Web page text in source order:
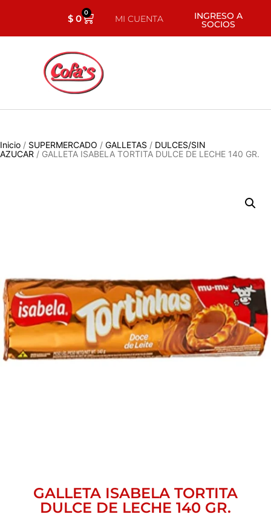
$0 0
MI CUENTA INGRESO A
SOCIOS
Inicio / SUPERMERCADO / GALLETAS / DULCES/SIN
AZUCAR / GALLETA ISABELA TORTITA DULCE DE LECHE 140 GR.
GALLETA ISABELA TORTITA
DULCE DE LECHE 140 GR.